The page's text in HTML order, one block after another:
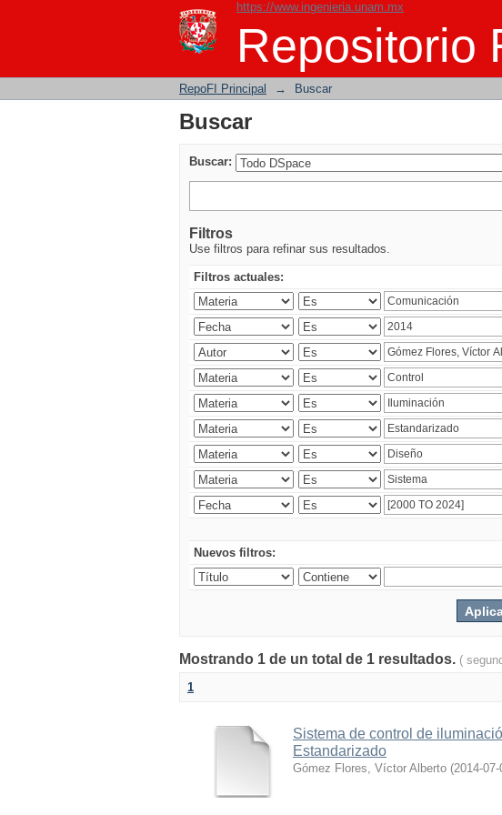
https://www.ingenieria.unam.mx
Repositorio
Buscar
RepoFI Principal → Buscar
Buscar
Buscar:
Filtros
Use filtros para refinar sus resultados.
Filtros actuales:
Nuevos filtros:
Mostrando 1 de un total de 1 resultados. (
1
Sistema de control de
Estandarizado
Gómez Flores, Víctor Alberto (2014-07-